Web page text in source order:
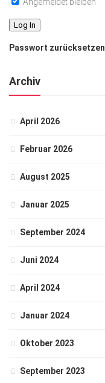
Passwort zurücksetzen
Archiv
April 2026
Februar 2026
August 2025
Januar 2025
September 2024
Juni 2024
April 2024
Januar 2024
Oktober 2023
September 2023